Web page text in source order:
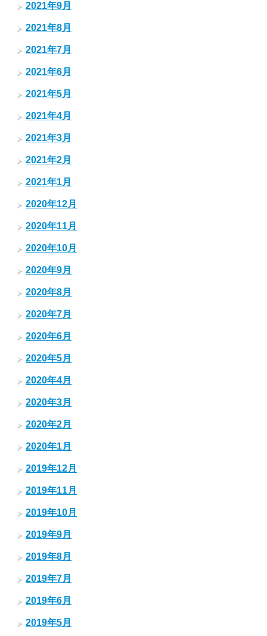
2021年9月
2021年8月
2021年7月
2021年6月
2021年5月
2021年4月
2021年3月
2021年2月
2021年1月
2020年12月
2020年11月
2020年10月
2020年9月
2020年8月
2020年7月
2020年6月
2020年5月
2020年4月
2020年3月
2020年2月
2020年1月
2019年12月
2019年11月
2019年10月
2019年9月
2019年8月
2019年7月
2019年6月
2019年5月